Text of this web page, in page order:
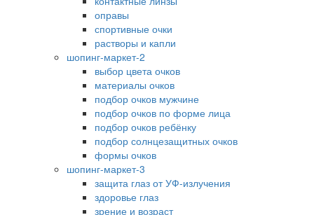
оправы
спортивные очки
растворы и капли
шопинг-маркет-2
выбор цвета очков
материалы очков
подбор очков мужчине
подбор очков по форме лица
подбор очков ребёнку
подбор солнцезащитных очков
формы очков
шопинг-маркет-3
защита глаз от УФ-излучения
здоровье глаз
зрение и возраст